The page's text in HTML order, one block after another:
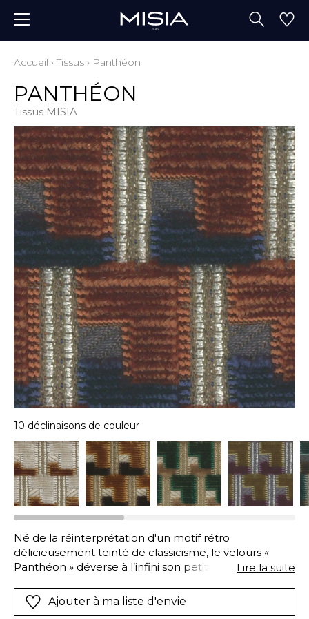
Accueil ›Tissus › Panthéon
PANTHÉON
Tissus MISIA
10 déclinaisons de couleur
Né de la réinterprétation d'un motif rétro
délicieusement teinté de classicisme, le velours «
Panthéon » déverse à l’infini son petit motif
et solide, gage de durabilité, sa trame de viscose
filamenteuse introduit des détails subtils mais
Lire la suite
Ajouter à ma liste d'envie